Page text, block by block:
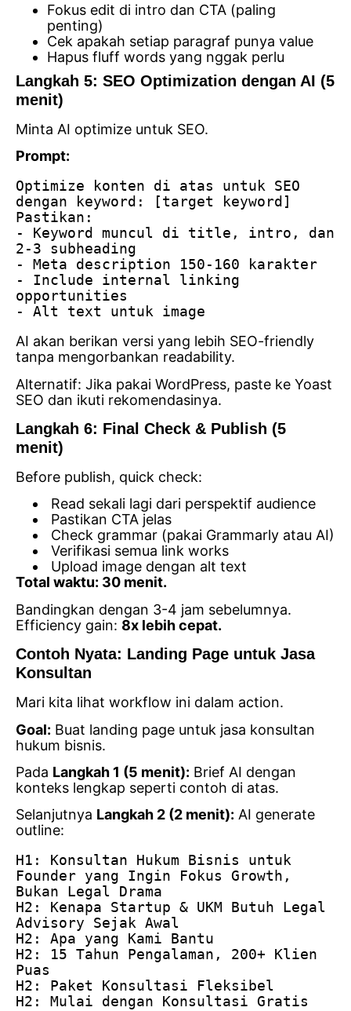
Fokus edit di intro dan CTA (paling
penting)
Cek apakah setiap paragraf punya value
Hapus fluff words yang nggak perlu
Langkah 5: SEO Optimization dengan AI (5
menit)
Minta AI optimize untuk SEO.
Prompt:
Optimize konten di atas untuk SEO
dengan keyword: [target keyword]
Pastikan:
- Keyword muncul di title, intro, dan
2-3 subheading
- Meta description 150-160 karakter
- Include internal linking
opportunities
- Alt text untuk image
AI akan berikan versi yang lebih SEO-friendly
tanpa mengorbankan readability.
Alternatif: Jika pakai WordPress, paste ke Yoast
SEO dan ikuti rekomendasinya.
Langkah 6: Final Check & Publish (5
menit)
Before publish, quick check:
Read sekali lagi dari perspektif audience
Pastikan CTA jelas
Check grammar (pakai Grammarly atau AI)
Verifikasi semua link works
Upload image dengan alt text
Total waktu: 30 menit.
Bandingkan dengan 3-4 jam sebelumnya.
Efficiency gain: 8x lebih cepat.
Contoh Nyata: Landing Page untuk Jasa
Konsultan
Mari kita lihat workflow ini dalam action.
Goal: Buat landing page untuk jasa konsultan
hukum bisnis.
Pada Langkah 1 (5 menit): Brief AI dengan
konteks lengkap seperti contoh di atas.
Selanjutnya Langkah 2 (2 menit): AI generate
outline:
H1: Konsultan Hukum Bisnis untuk
Founder yang Ingin Fokus Growth,
Bukan Legal Drama
H2: Kenapa Startup & UKM Butuh Legal
Advisory Sejak Awal
H2: Apa yang Kami Bantu
H2: 15 Tahun Pengalaman, 200+ Klien
Puas
H2: Paket Konsultasi Fleksibel
H2: Mulai dengan Konsultasi Gratis